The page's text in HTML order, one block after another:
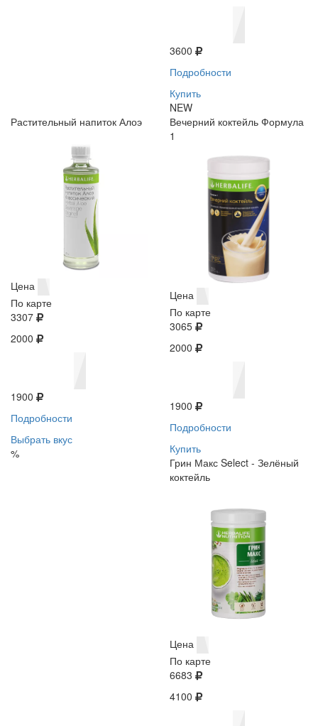
3600
Подробности
Купить
NEW
Растительный напиток Алоэ
Цена
По карте
3307
2000
1900
Подробности
Выбрать вкус
%
Вечерний коктейль Формула
1
Цена
По карте
3065
2000
1900
Подробности
Купить
Грин Макс Select - Зелёный
коктейль
Цена
По карте
6683
4100